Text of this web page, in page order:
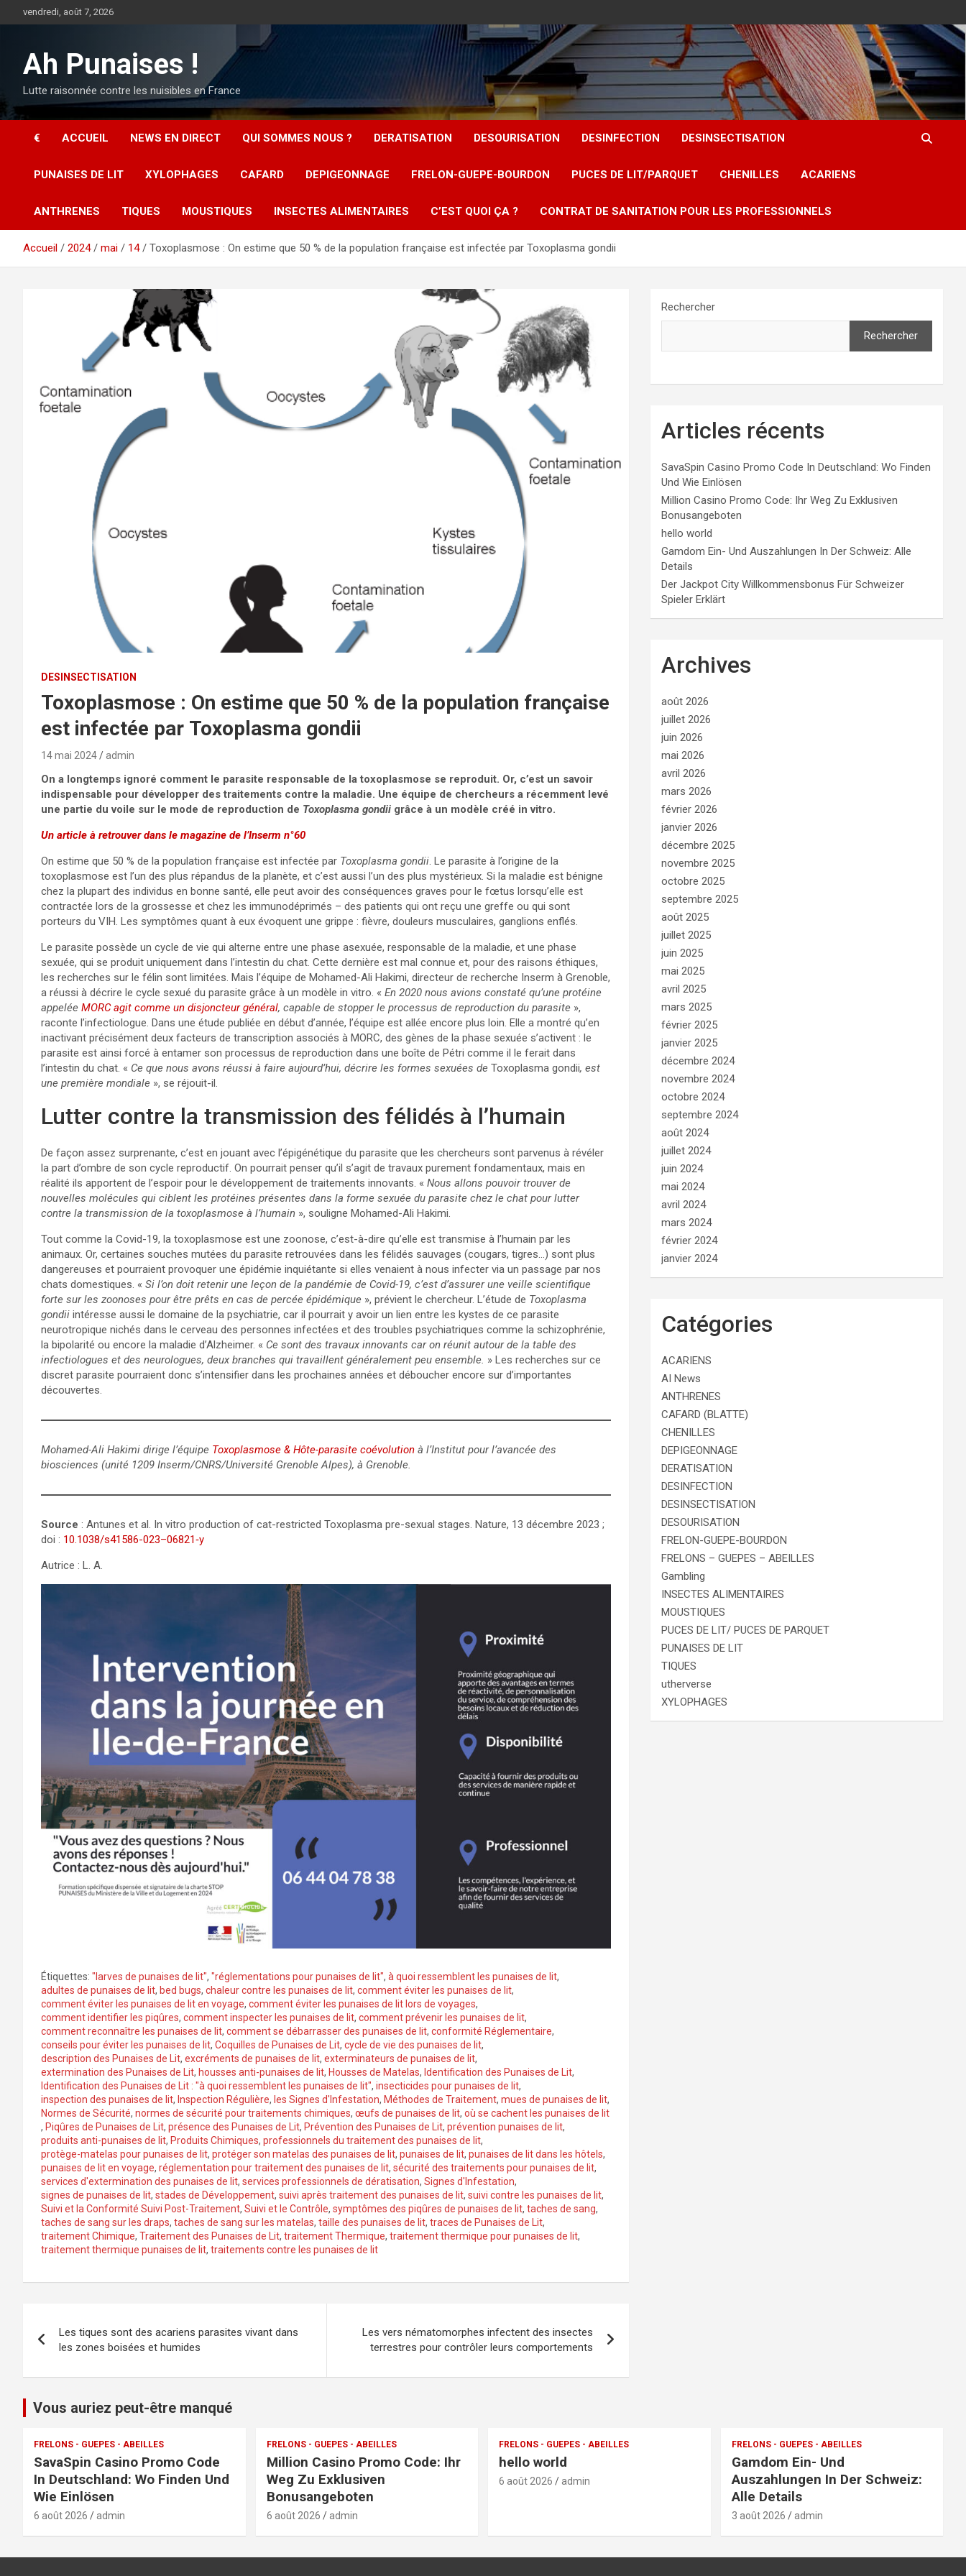
au
vendredi, août 7, 2026
Ah Punaises !
Lutte raisonnée contre les nuisibles en France
€ ACCUEIL NEWS EN DIRECT QUI SOMMES NOUS ? DERATISATION DESOURISATION DESINFECTION DESINSECTISATION
PUNAISES DE LIT XYLOPHAGES CAFARD DEPIGEONNAGE FRELON-GUEPE-BOURDON PUCES DE LIT/PARQUET CHENILLES ACARIENS
ANTHRENES TIQUES MOUSTIQUES INSECTES ALIMENTAIRES C’EST QUOI ÇA ? CONTRAT DE SANITATION POUR LES PROFESSIONNELS
Accueil 2024 mai 14 Toxoplasmose : On estime que 50 % de la population française est infectée par Toxoplasma gondii
DESINSECTISATION
Toxoplasmose : On estime que 50 % de la population française
est infectée par Toxoplasma gondii
14 mai 2024 admin
On a longtemps ignoré comment le parasite responsable de la toxoplasmose se reproduit. Or, c’est un savoir
indispensable pour développer des traitements contre la maladie. Une équipe de chercheurs a récemment levé
une partie du voile sur le mode de reproduction de Toxoplasma gondii grâce à un modèle créé in vitro.
Un article à retrouver dans le magazine de l’Inserm n°60
On estime que 50 % de la population française est infectée par Toxoplasma gondii. Le parasite à l’origine de la
toxoplasmose est l’un des plus répandus de la planète, et c’est aussi l’un des plus mystérieux. Si la maladie est bénigne
chez la plupart des individus en bonne santé, elle peut avoir des conséquences graves pour le fœtus lorsqu’elle est
contractée lors de la grossesse et chez les immunodéprimés – des patients qui ont reçu une greffe ou qui sont
porteurs du VIH. Les symptômes quant à eux évoquent une grippe : fièvre, douleurs musculaires, ganglions enflés.
Le parasite possède un cycle de vie qui alterne entre une phase asexuée, responsable de la maladie, et une phase
sexuée, qui se produit uniquement dans l’intestin du chat. Cette dernière est mal connue et, pour des raisons éthiques,
les recherches sur le félin sont limitées. Mais l’équipe de Mohamed-Ali Hakimi, directeur de recherche Inserm à Grenoble,
a réussi à décrire le cycle sexué du parasite grâce à un modèle in vitro. « En 2020 nous avions constaté qu’une protéine
appelée MORC agit comme un disjoncteur général, capable de stopper le processus de reproduction du parasite »,
raconte l’infectiologue. Dans une étude publiée en début d’année, l’équipe est allée encore plus loin. Elle a montré qu’en
inactivant précisément deux facteurs de transcription associés à MORC, des gènes de la phase sexuée s’activent : le
parasite est ainsi forcé à entamer son processus de reproduction dans une boîte de Pétri comme il le ferait dans
l’intestin du chat. « Ce que nous avons réussi à faire aujourd’hui, décrire les formes sexuées de Toxoplasma gondii, est
une première mondiale », se réjouit-il.
Lutter contre la transmission des félidés à l’humain
De façon assez surprenante, c’est en jouant avec l’épigénétique du parasite que les chercheurs sont parvenus à révéler
la part d’ombre de son cycle reproductif. On pourrait penser qu’il s’agit de travaux purement fondamentaux, mais en
réalité ils apportent de l’espoir pour le développement de traitements innovants. « Nous allons pouvoir trouver de
nouvelles molécules qui ciblent les protéines présentes dans la forme sexuée du parasite chez le chat pour lutter
contre la transmission de la toxoplasmose à l’humain », souligne Mohamed-Ali Hakimi.
Tout comme la Covid-19, la toxoplasmose est une zoonose, c’est-à-dire qu’elle est transmise à l’humain par les
animaux. Or, certaines souches mutées du parasite retrouvées dans les félidés sauvages (cougars, tigres…) sont plus
dangereuses et pourraient provoquer une épidémie inquiétante si elles venaient à nous infecter via un passage par nos
chats domestiques. « Si l’on doit retenir une leçon de la pandémie de Covid-19, c’est d’assurer une veille scientifique
forte sur les zoonoses pour être prêts en cas de percée épidémique », prévient le chercheur. L’étude de Toxoplasma
gondii intéresse aussi le domaine de la psychiatrie, car il pourrait y avoir un lien entre les kystes de ce parasite
neurotropique nichés dans le cerveau des personnes infectées et des troubles psychiatriques comme la schizophrénie,
la bipolarité ou encore la maladie d’Alzheimer. « Ce sont des travaux innovants car on réunit autour de la table des
infectiologues et des neurologues, deux branches qui travaillent généralement peu ensemble. » Les recherches sur ce
discret parasite pourraient donc s’intensifier dans les prochaines années et déboucher encore sur d’importantes
découvertes.
Mohamed-Ali Hakimi dirige l’équipe Toxoplasmose & Hôte-parasite coévolution à l’Institut pour l’avancée des
biosciences (unité 1209 Inserm/CNRS/Université Grenoble Alpes), à Grenoble.
Source : Antunes et al. In vitro production of cat-restricted Toxoplasma pre-sexual stages. Nature, 13 décembre 2023 ;
doi : 10.1038/s41586-023–06821‑y
Autrice : L. A.
Étiquettes: "larves de punaises de lit", "réglementations pour punaises de lit", à quoi ressemblent les punaises de lit,
adultes de punaises de lit, bed bugs, chaleur contre les punaises de lit, comment éviter les punaises de lit,
comment éviter les punaises de lit en voyage, comment éviter les punaises de lit lors de voyages,
comment identifier les piqûres, comment inspecter les punaises de lit, comment prévenir les punaises de lit,
comment reconnaître les punaises de lit, comment se débarrasser des punaises de lit, conformité Réglementaire,
conseils pour éviter les punaises de lit, Coquilles de Punaises de Lit, cycle de vie des punaises de lit,
description des Punaises de Lit, excréments de punaises de lit, exterminateurs de punaises de lit,
extermination des Punaises de Lit, housses anti-punaises de lit, Housses de Matelas, Identification des Punaises de Lit,
Identification des Punaises de Lit : "à quoi ressemblent les punaises de lit", insecticides pour punaises de lit,
inspection des punaises de lit, Inspection Régulière, les Signes d'Infestation, Méthodes de Traitement, mues de punaises de lit,
Normes de Sécurité, normes de sécurité pour traitements chimiques, œufs de punaises de lit, où se cachent les punaises de lit
, Piqûres de Punaises de Lit, présence des Punaises de Lit, Prévention des Punaises de Lit, prévention punaises de lit,
produits anti-punaises de lit, Produits Chimiques, professionnels du traitement des punaises de lit,
protège-matelas pour punaises de lit, protéger son matelas des punaises de lit, punaises de lit, punaises de lit dans les hôtels,
punaises de lit en voyage, réglementation pour traitement des punaises de lit, sécurité des traitements pour punaises de lit,
services d'extermination des punaises de lit, services professionnels de dératisation, Signes d'Infestation,
signes de punaises de lit, stades de Développement, suivi après traitement des punaises de lit, suivi contre les punaises de lit,
Suivi et la Conformité Suivi Post-Traitement, Suivi et le Contrôle, symptômes des piqûres de punaises de lit, taches de sang,
taches de sang sur les draps, taches de sang sur les matelas, taille des punaises de lit, traces de Punaises de Lit,
traitement Chimique, Traitement des Punaises de Lit, traitement Thermique, traitement thermique pour punaises de lit,
traitement thermique punaises de lit, traitements contre les punaises de lit
de
l’article
Les tiques sont des acariens parasites vivant dans
les zones boisées et humides
Les vers nématomorphes infectent des insectes
terrestres pour contrôler leurs comportements
Rechercher
Rechercher
Articles récents
SavaSpin Casino Promo Code In Deutschland: Wo Finden
Und Wie Einlösen
Million Casino Promo Code: Ihr Weg Zu Exklusiven
Bonusangeboten
hello world
Gamdom Ein- Und Auszahlungen In Der Schweiz: Alle
Details
Der Jackpot City Willkommensbonus Für Schweizer
Spieler Erklärt
Archives
août 2026
juillet 2026
juin 2026
mai 2026
avril 2026
mars 2026
février 2026
janvier 2026
décembre 2025
novembre 2025
octobre 2025
septembre 2025
août 2025
juillet 2025
juin 2025
mai 2025
avril 2025
mars 2025
février 2025
janvier 2025
décembre 2024
novembre 2024
octobre 2024
septembre 2024
août 2024
juillet 2024
juin 2024
mai 2024
avril 2024
mars 2024
février 2024
janvier 2024
Catégories
ACARIENS
AI News
ANTHRENES
CAFARD (BLATTE)
CHENILLES
DEPIGEONNAGE
DERATISATION
DESINFECTION
DESINSECTISATION
DESOURISATION
FRELON-GUEPE-BOURDON
FRELONS – GUEPES – ABEILLES
Gambling
INSECTES ALIMENTAIRES
MOUSTIQUES
PUCES DE LIT/ PUCES DE PARQUET
PUNAISES DE LIT
TIQUES
utherverse
XYLOPHAGES
Vous auriez peut-être manqué
FRELONS - GUEPES - ABEILLES
SavaSpin Casino Promo Code
In Deutschland: Wo Finden Und
Wie Einlösen
6 août 2026 admin
FRELONS - GUEPES - ABEILLES
Million Casino Promo Code: Ihr
Weg Zu Exklusiven
Bonusangeboten
6 août 2026 admin
FRELONS - GUEPES - ABEILLES
hello world
6 août 2026 admin
FRELONS - GUEPES - ABEILLES
Gamdom Ein- Und
Auszahlungen In Der Schweiz:
Alle Details
3 août 2026 admin